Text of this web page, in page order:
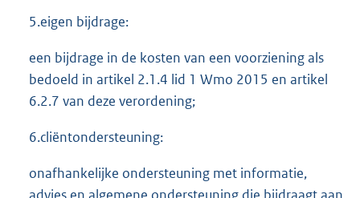
5.eigen bijdrage:
een bijdrage in de kosten van een voorziening als
bedoeld in artikel 2.1.4 lid 1 Wmo 2015 en artikel
6.2.7 van deze verordening;
6.cliëntondersteuning:
onafhankelijke ondersteuning met informatie,